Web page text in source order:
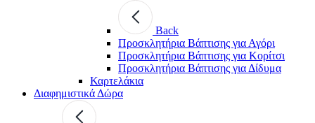
Back
Προσκλητήρια Βάπτισης για Αγόρι
Προσκλητήρια Βάπτισης για Κορίτσι
Προσκλητήρια Βάπτισης για Δίδυμα
Καρτελάκια
Διαφημιστικά Δώρα